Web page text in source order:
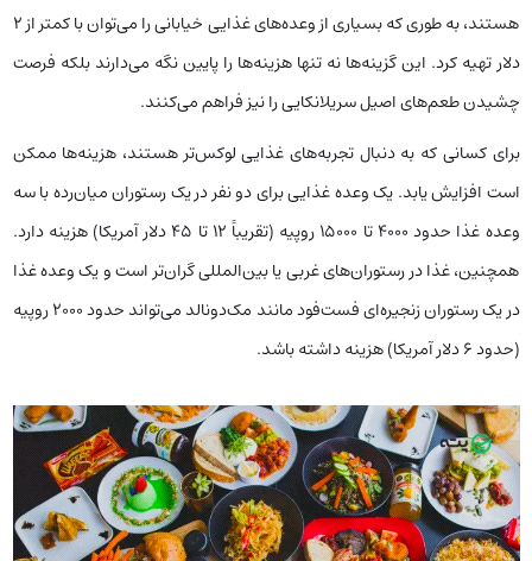
هستند، به طوری که بسیاری از وعده‌های غذایی خیابانی را می‌توان با کمتر از 2
دلار تهیه کرد. این گزینه‌ها نه تنها هزینه‌ها را پایین نگه می‌دارند بلکه فرصت
چشیدن طعم‌های اصیل سریلانکایی را نیز فراهم می‌کنند.
برای کسانی که به دنبال تجربه‌های غذایی لوکس‌تر هستند، هزینه‌ها ممکن
است افزایش یابد. یک وعده غذایی برای دو نفر در یک رستوران میان‌رده با سه
وعده غذا حدود 4000 تا 15000 روپیه (تقریباً 12 تا 45 دلار آمریکا) هزینه دارد.
همچنین، غذا در رستوران‌های غربی یا بین‌المللی گران‌تر است و یک وعده غذا
در یک رستوران زنجیره‌ای فست‌فود مانند مک‌دونالد می‌تواند حدود 2000 روپیه
(حدود 6 دلار آمریکا) هزینه داشته باشد.